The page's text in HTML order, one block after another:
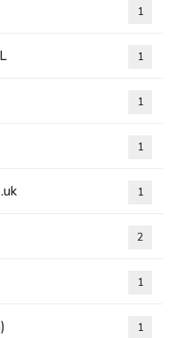
1
1
1
1
1
2
1
1